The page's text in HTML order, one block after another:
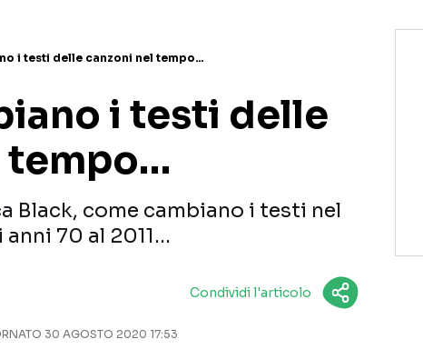
i testi delle canzoni nel tempo…
i testi delle
tempo…
Black, come cambiano i testi nel
70 al 2011…
Condividi l'articolo
30 AGOSTO 2020 17:53